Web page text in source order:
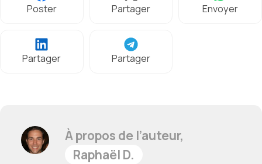
Poster Partager Envoyer
Partager Partager
À propos de l’auteur,
Raphaël D.